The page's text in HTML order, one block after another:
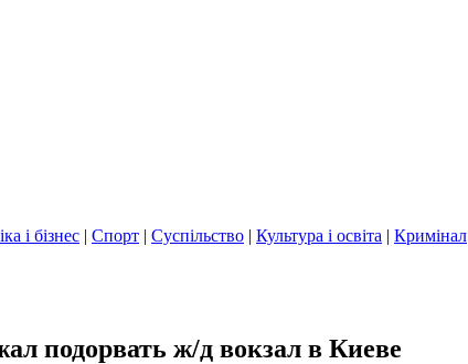
і бізнес | Спорт | Суспільство | Культура і освіта | Кримінал
подорвать ж/д вокзал в Киеве